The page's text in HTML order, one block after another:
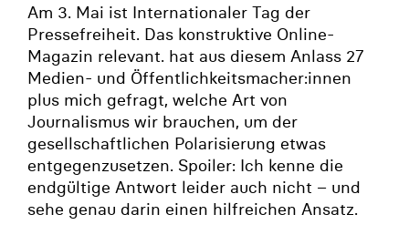
Am 3. Mai ist Internationaler Tag der
Pressefreiheit. Das konstruktive Online-
Magazin relevant. hat aus diesem Anlass 27
Medien- und Öffentlichkeitsmacher:innen
plus mich gefragt, welche Art von
Journalismus wir brauchen, um der
gesellschaftlichen Polarisierung etwas
entgegenzusetzen. Spoiler: Ich kenne die
endgültige Antwort leider auch nicht – und
sehe genau darin einen hilfreichen Ansatz.